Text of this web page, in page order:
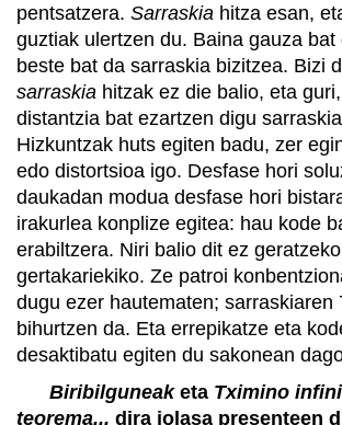
pentsatzera. Sarraskia hitza esan,
guztiak ulertzen du. Baina gauza bat
beste bat da sarraskia bizitzea. Bizi
sarraskia hitzak ez die balio, eta
distantzia bat ezartzen digu
Hizkuntzak huts egiten badu, zer
edo distortsioa igo. Desfase hori
daukadan modua desfase hori
irakurlea konplize egitea: hau kode
erabiltzera. Niri balio dit ez
gertakariekiko. Ze patroi
dugu ezer hautematen; sarraskiaren
bihurtzen da. Eta errepikatze eta
desaktibatu egiten du sakonean
Biribilguneaketa Tximino
teorema... dira jolasa presenteen